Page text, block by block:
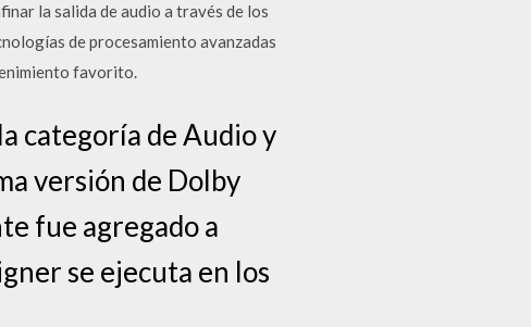
la salida de audio a través de los
de procesamiento avanzadas
favorito.
categoría de Audio y
versión de Dolby
fue agregado a
se ejecuta en los